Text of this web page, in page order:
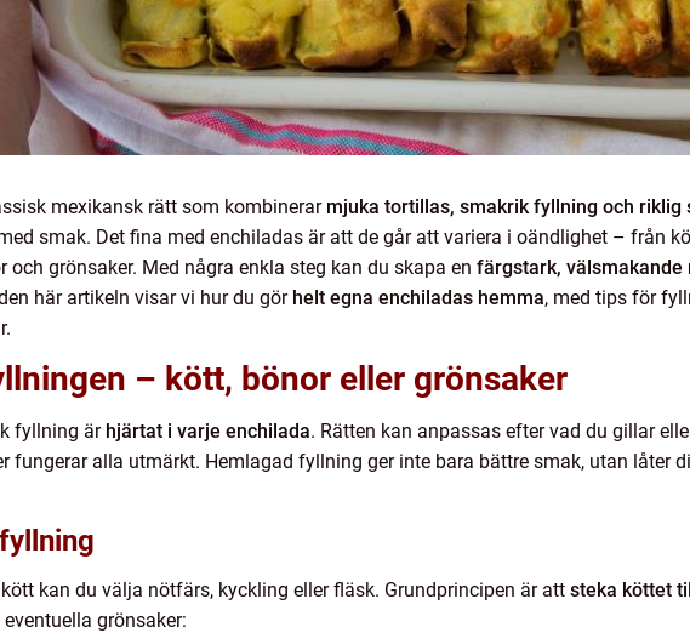
mexikansk rätt som kombinerar mjuka tortillas, smakrik fyllning och riklig
smak. Det fina med enchiladas är att de går att variera i oändlighet – från
och grönsaker. Med några enkla steg kan du skapa en färgstark, välsmakande
här artikeln visar vi hur du gör helt egna enchiladas hemma, med tips för
– kött, bönor eller grönsaker
fyllning är hjärtat i varje enchilada. Rätten kan anpassas efter vad du gillar
fungerar alla utmärkt. Hemlagad fyllning ger inte bara bättre smak, utan låter
kan du välja nötfärs, kyckling eller fläsk. Grundprincipen är att steka köttet
grönsaker: